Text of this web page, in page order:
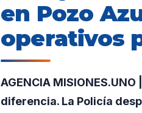
en Pozo
operativos
AGENCIA
diferencia. La Policía